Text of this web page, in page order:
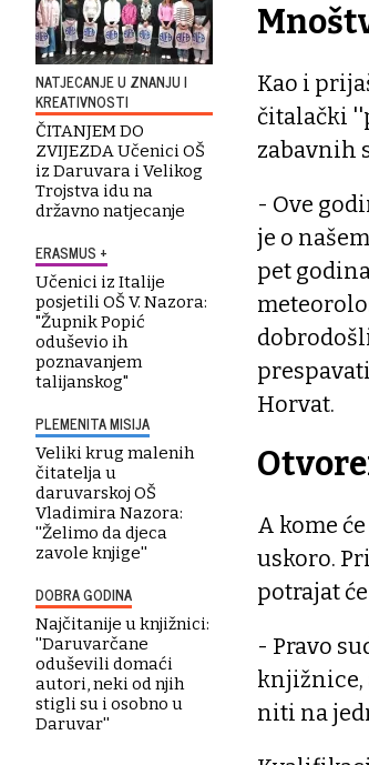
NATJECANJE U ZNANJU I
KREATIVNOSTI
ČITANJEM DO
ZVIJEZDA Učenici OŠ
iz Daruvara i Velikog
Trojstva idu na
državno natjecanje
ERASMUS +
Učenici iz Italije
posjetili OŠ V. Nazora:
"Župnik Popić
oduševio ih
poznavanjem
talijanskog"
PLEMENITA MISIJA
Veliki krug malenih
čitatelja u
daruvarskoj OŠ
Vladimira Nazora:
''Želimo da djeca
zavole knjige''
DOBRA GODINA
Najčitanije u knjižnici:
''Daruvarčane
oduševili domaći
autori, neki od njih
stigli su i osobno u
Daruvar''
Kao i
čitalački
zabavnih
- Ove
je o
pet
Horvat.
A kome
uskoro.
potrajat
- Pravo
knjižnice,
niti na